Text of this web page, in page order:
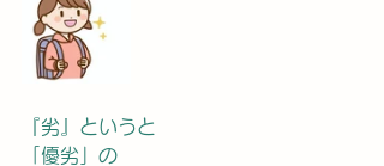
『劣』というと
「優劣」の